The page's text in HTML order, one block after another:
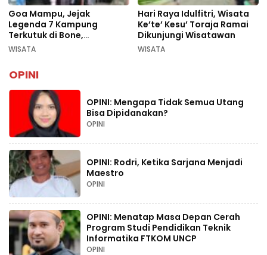
Goa Mampu, Jejak
Legenda 7 Kampung
Terkutuk di Bone,
Rekomendasi Liburan
WISATA
Hari Raya Idulfitri, Wisata
Ke’te’ Kesu’ Toraja Ramai
Dikunjungi Wisatawan
WISATA
OPINI
OPINI: Mengapa Tidak Semua Utang
Bisa Dipidanakan?
OPINI
OPINI: Rodri, Ketika Sarjana Menjadi
Maestro
OPINI
OPINI: Menatap Masa Depan Cerah
Program Studi Pendidikan Teknik
Informatika FTKOM UNCP
OPINI